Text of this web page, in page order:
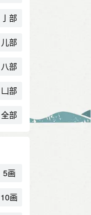
亅部
儿部
八部
凵部
全部
5画
10画